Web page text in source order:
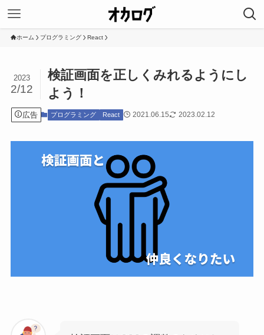
ホーム プログラミング React
検証画面を正しくみれるようにし
よう！
2023
2/12
広告 プログラミング React 2021.06.15 2023.02.12